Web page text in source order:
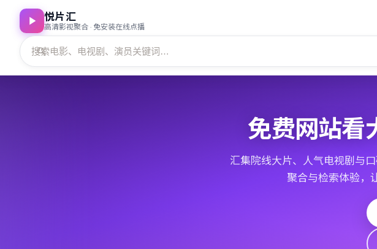
悦片汇
高清影视聚合 · 免安装在线点播
免费网站看
汇集院线大片、人气电视剧与
聚合与检索体验，